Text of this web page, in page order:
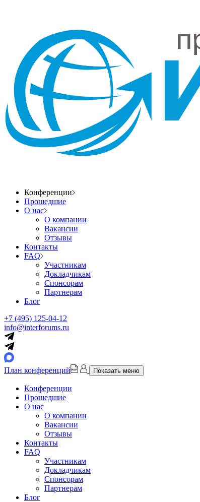
Конференции
Прошедшие
О нас
О компании
Вакансии
Отзывы
Контакты
FAQ
Участникам
Докладчикам
Спонсорам
Партнерам
Блог
+7 (495) 125-04-12
info@interforums.ru
План конференций Показать меню
Конференции
Прошедшие
О нас
О компании
Вакансии
Отзывы
Контакты
FAQ
Участникам
Докладчикам
Спонсорам
Партнерам
Блог